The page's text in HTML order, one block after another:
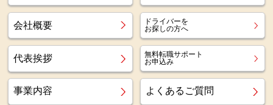
会社概要
ドライバーを
お探しの方へ
代表挨拶
無料転職サポート
お申込み
事業内容 よくあるご質問